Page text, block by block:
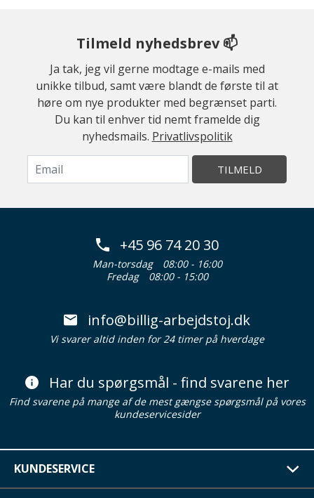
Tilmeld nyhedsbrev 📫
Ja tak, jeg vil gerne modtage e-mails med
unikke tilbud, samt være blandt de første til at
høre om nye produkter med begrænset parti.
Du kan til enhver tid nemt framelde dig
nyhedsmails. Privatlivspolitik
TILMELD
+45 96 74 20 30
Man-torsdag
08:00 - 16:00
Fredag
08:00 - 15:00
info@billig-arbejdstoj.dk
Vi svarer altid inden for 24 timer på hverdage
Har du spørgsmål - find svarene her
Find svarene på mange af de mest gængse spørgsmål på vores
kundeservicesider
KUNDESERVICE